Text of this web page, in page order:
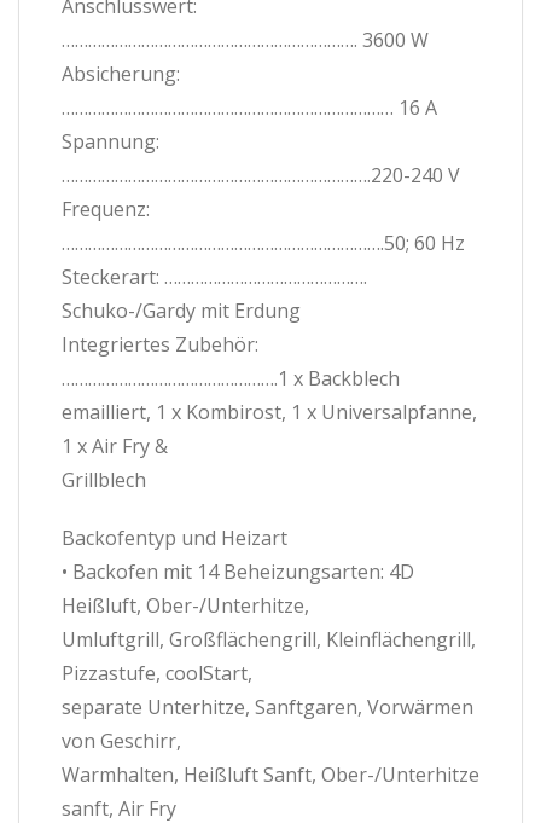
Anschlusswert:
…………………………………………………………. 3600 W
Absicherung:
………………………………………………………………… 16 A
Spannung:
…………………………………………………………….220-240 V
Frequenz:
……………………………………………………………….50; 60 Hz
Steckerart: ……………………………………….
Schuko-/Gardy mit Erdung
Integriertes Zubehör:
………………………………………….1 x Backblech
emailliert, 1 x Kombirost, 1 x Universalpfanne,
1 x Air Fry &
Grillblech
Backofentyp und Heizart
• Backofen mit 14 Beheizungsarten: 4D
Heißluft, Ober-/Unterhitze,
Umluftgrill, Großflächengrill, Kleinflächengrill,
Pizzastufe, coolStart,
separate Unterhitze, Sanftgaren, Vorwärmen
von Geschirr,
Warmhalten, Heißluft Sanft, Ober-/Unterhitze
sanft, Air Fry